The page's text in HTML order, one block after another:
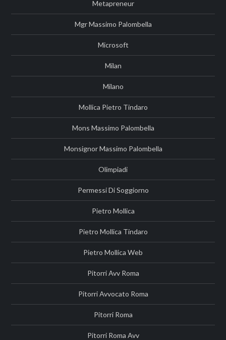
Metapreneur
Mgr Massimo Palombella
Microsoft
Milan
Milano
Mollica Pietro Tindaro
Mons Massimo Palombella
Monsignor Massimo Palombella
Olimpiadi
Permessi Di Soggiorno
Pietro Mollica
Pietro Mollica Tindaro
Pietro Mollica Web
Pitorri Avv Roma
Pitorri Avvocato Roma
Pitorri Roma
Pitorri Roma Avv